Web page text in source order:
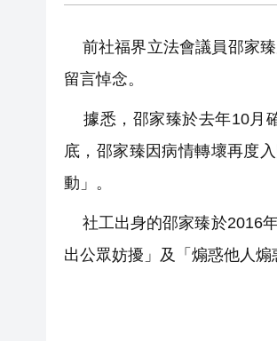
前社福界立法會議員邵家臻
留言悼念。
據悉，邵家臻於去年10月
底，邵家臻因病情轉壞再度
動」。
社工出身的邵家臻於2016
出公眾妨擾」及「煽惑他人